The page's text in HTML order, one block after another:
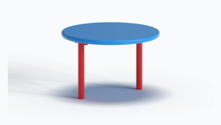
Комплексы для лазания
4 категории